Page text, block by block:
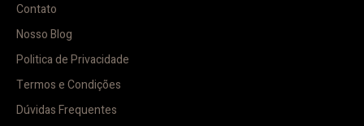
Contato
Nosso Blog
Politica de Privacidade
Termos e Condições
Dúvidas Frequentes